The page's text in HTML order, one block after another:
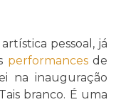
artística pessoal, já
performancesde
na inauguração
branco. É uma